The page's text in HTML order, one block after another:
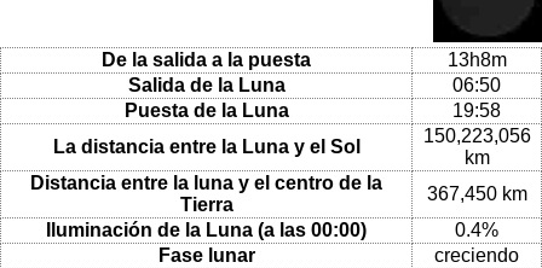
De la salida a la puesta
13h8m
Salida de la Luna
06:50
Puesta de la Luna
19:58
La distancia entre la Luna y el Sol
150,223,056
km
Distancia entre la luna y el centro de la
Tierra
367,450 km
Iluminación de la Luna (a las 00:00)
0.4%
Fase lunar
creciendo